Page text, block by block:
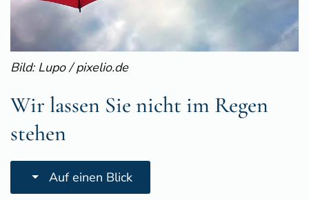
Bild: Lupo / pixelio.de
Wir lassen Sie nicht im Regen
stehen
Auf einen Blick